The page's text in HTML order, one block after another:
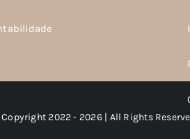
2022 - 2026 | All Rights